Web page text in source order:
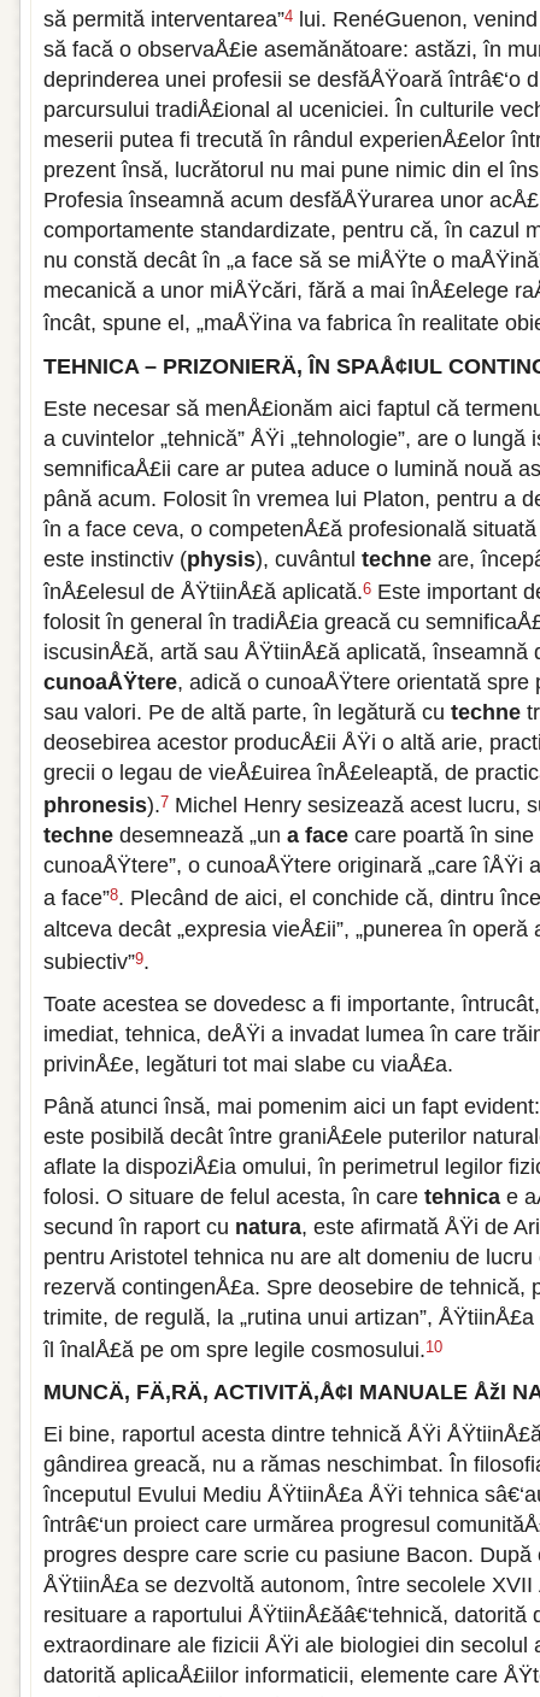
să permită interventarea”4
lui. RenéGuenon,
să facă o observaÅ£ie asemănătoare: astăzi, în
deprinderea unei profesii se desfăÅŸoară întrâ€‘o
parcursului tradiÅ£ional al uceniciei. În culturile
meserii putea fi trecută în rândul experienÅ£elor
prezent însă, lucrătorul nu mai pune nimic din el
Profesia înseamnă acum desfăÅŸurarea unor
comportamente standardizate, pentru că, în cazul
nu constă decât în „a face să se miÅŸte o
mecanică a unor miÅŸcări, fără a mai înÅ£elege
încât, spune el, „maÅŸina va fabrica în realitate
TEHNICA – PRIZONIERÄ‚ ÎN SPAÅ¢IUL
Este necesar să menÅ£ionăm aici faptul că
a cuvintelor „tehnică” ÅŸi „tehnologie”, are o lungă
semnificaÅ£ii care ar putea aduce o lumină nouă
până acum. Folosit în vremea lui Platon, pentru a
în a face ceva, o competenÅ£ă profesională
este instinctiv (physis), cuvântul techne are,
înÅ£elesul de ÅŸtiinÅ£ă aplicată.6 Este important
folosit în general în tradiÅ£ia greacă cu
iscusinÅ£ă, artă sau ÅŸtiinÅ£ă aplicată,
cunoaÅŸtere, adică o cunoaÅŸtere orientată spre
sau valori. Pe de altă parte, în legătură cu techne
deosebirea acestor producÅ£ii ÅŸi o altă arie,
grecii o legau de vieÅ£uirea înÅ£eleaptă, de
phronesis). 7 Michel Henry sesizează acest lucru,
techne desemnează „un a face care poartă în sine
cunoaÅŸtere”, o cunoaÅŸtere originară „care îÅŸi
a face”8. Plecând de aici, el conchide că, dintru
altceva decât „expresia vieÅ£ii”, „punerea în operă
subiectiv”9.
Toate acestea se dovedesc a fi importante,
imediat, tehnica, deÅŸi a invadat lumea în care
privinÅ£e, legături tot mai slabe cu viaÅ£a.
Până atunci însă, mai pomenim aici un fapt
este posibilă decât între graniÅ£ele puterilor
aflate la dispoziÅ£ia omului, în perimetrul legilor
folosi. O situare de felul acesta, în care tehnica e
secund în raport cu natura, este afirmată ÅŸi de
pentru Aristotel tehnica nu are alt domeniu de lucru
rezervă contingenÅ£a. Spre deosebire de tehnică,
trimite, de regulă, la „rutina unui artizan”,
îl înalÅ£ă pe om spre legile cosmosului.10
MUNCÄ‚ FÄ‚RÄ‚ ACTIVITÄ‚Å¢I MANUALE ÅžI
Ei bine, raportul acesta dintre tehnică ÅŸi
gândirea greacă, nu a rămas neschimbat. În
începutul Evului Mediu ÅŸtiinÅ£a ÅŸi tehnica
întrâ€‘un proiect care urmărea progresul
progres despre care scrie cu pasiune Bacon.
ÅŸtiinÅ£a se dezvoltă autonom, între secolele
resituare a raportului ÅŸtiinÅ£ăâ€‘tehnică, datorită
extraordinare ale fizicii ÅŸi ale biologiei din secolul
datorită aplicaÅ£iilor informaticii, elemente care